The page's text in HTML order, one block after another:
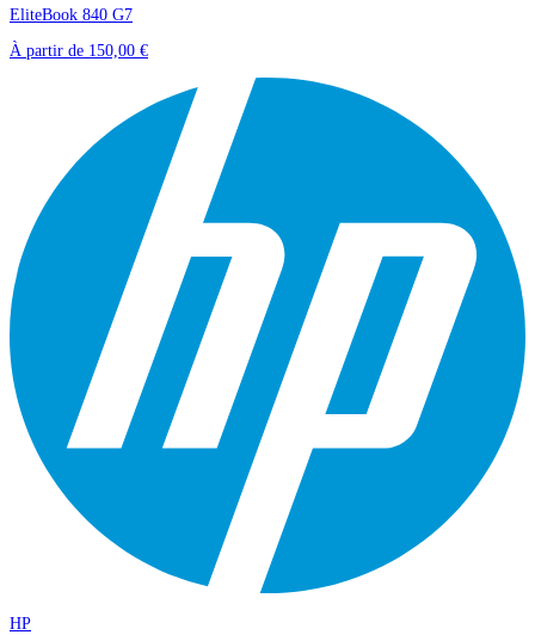
EliteBook 840 G7
À partir de 150,00 €
HP